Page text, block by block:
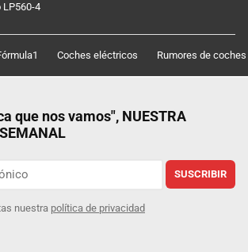
LP560-4
Coches eléctricos Rumores de coches
que nos vamos", NUESTRA
SUSCRIBIR
nuestra política de privacidad